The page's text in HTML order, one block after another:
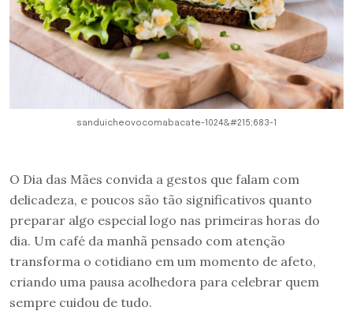
sanduicheovocomabacate-1024&#215;683-1
O Dia das Mães convida a gestos que falam com
delicadeza, e poucos são tão significativos quanto
preparar algo especial logo nas primeiras horas do
dia. Um café da manhã pensado com atenção
transforma o cotidiano em um momento de afeto,
criando uma pausa acolhedora para celebrar quem
sempre cuidou de tudo.